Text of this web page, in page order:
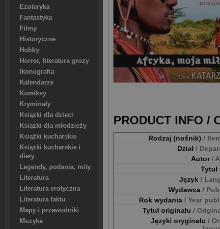
Ezoteryka
Fantastyka
Filmy
Historyczne
Hobby
Horror, literatura grozy
Ikonografia
Kalendarze
Komiksy
Kryminały
Ksiązki dla dzieci
Ksiązki dla młodzieży
Książki kucharskie
Książki kucharskie i
diety
Legendy, podania, mity
Literatura
Literatura erotyczna
Literatura faktu
Mapy i przewodniki
Muzyka
PRODUCT INFO /
Rodzaj (nośnik) /
Dział /
Autor/
Tytuł
Język /
Wydawca /
Rok wydania / Year
Tytuł originału /
Języki oryginału /